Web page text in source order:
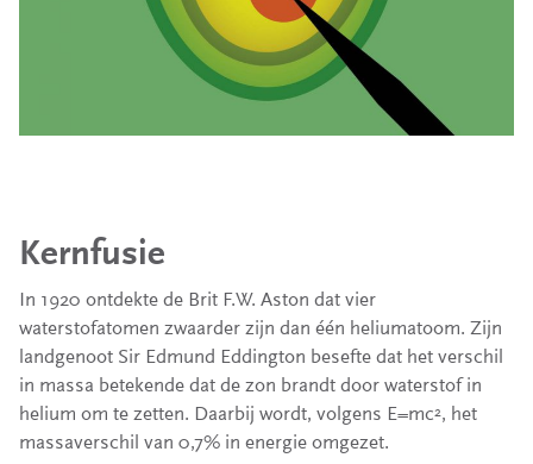
Kernfusie
In 1920 ontdekte de Brit F.W. Aston dat vier
waterstofatomen zwaarder zijn dan één heliumatoom. Zijn
landgenoot Sir Edmund Eddington besefte dat het verschil
in massa betekende dat de zon brandt door waterstof in
helium om te zetten. Daarbij wordt, volgens E=mc2, het
massaverschil van 0,7% in energie omgezet.